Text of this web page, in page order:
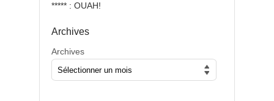
***** : OUAH!
Archives
Archives